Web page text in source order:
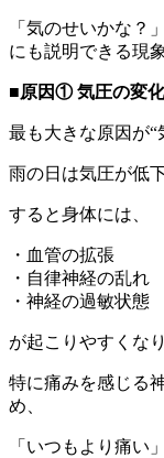
「気のせいかな？
にも説明できる現
■原因① 気圧の変化
最も大きな原因が“
雨の日は気圧が低
すると身体には、
・血管の拡張
・自律神経の乱れ
・神経の過敏状態
が起こりやすくな
特に痛みを感じる
め、
「いつもより痛い」